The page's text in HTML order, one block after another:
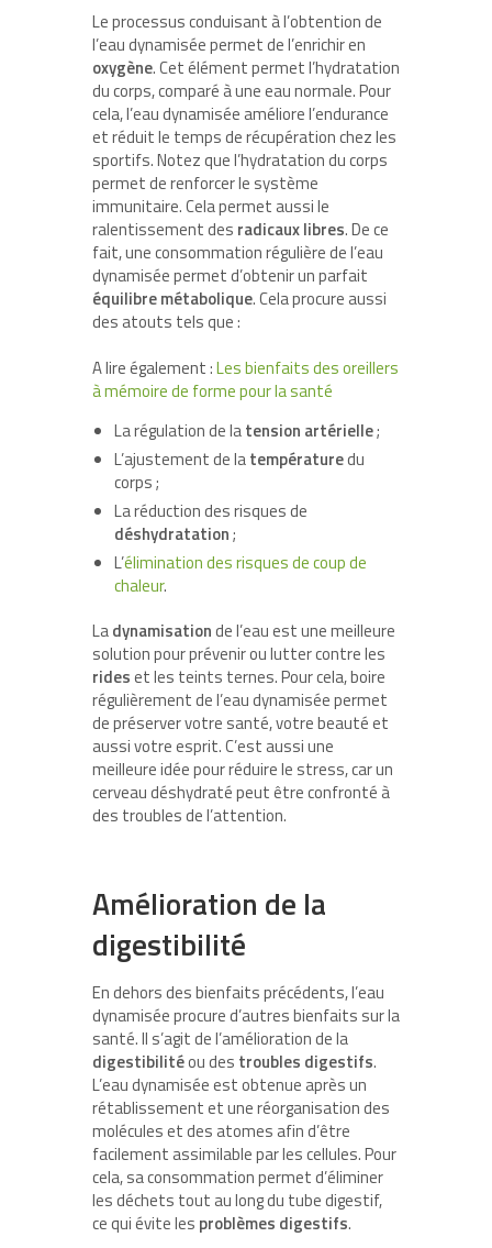
Le processus conduisant à l’obtention de
l’eau dynamisée permet de l’enrichir en
oxygène. Cet élément permet l’hydratation
du corps, comparé à une eau normale. Pour
cela, l’eau dynamisée améliore l’endurance
et réduit le temps de récupération chez les
sportifs. Notez que l’hydratation du corps
permet de renforcer le système
immunitaire. Cela permet aussi le
ralentissement des radicaux libres. De ce
fait, une consommation régulière de l’eau
dynamisée permet d’obtenir un parfait
équilibre métabolique. Cela procure aussi
des atouts tels que :
A lire également :Les bienfaits des oreillers
à mémoire de forme pour la santé
La régulation de latension artérielle;
L’ajustement de latempératuredu
corps ;
La réduction des risques de
déshydratation;
L’élimination des risques de coup de
chaleur.
Ladynamisationde l’eau est une meilleure
solution pour prévenir ou lutter contre les
rideset les teints ternes. Pour cela, boire
régulièrement de l’eau dynamisée permet
de préserver votre santé, votre beauté et
aussi votre esprit. C’est aussi une
meilleure idée pour réduire le stress, car un
cerveau déshydraté peut être confronté à
des troubles de l’attention.
Amélioration de la
digestibilité
En dehors des bienfaits précédents, l’eau
dynamisée procure d’autres bienfaits sur la
santé. Il s’agit de l’amélioration de la
digestibilitéou des troubles digestifs.
L’eau dynamisée est obtenue après un
rétablissement et une réorganisation des
molécules et des atomes afin d’être
facilement assimilable par les cellules. Pour
cela, sa consommation permet d’éliminer
les déchets tout au long du tube digestif,
ce qui évite les problèmes digestifs.